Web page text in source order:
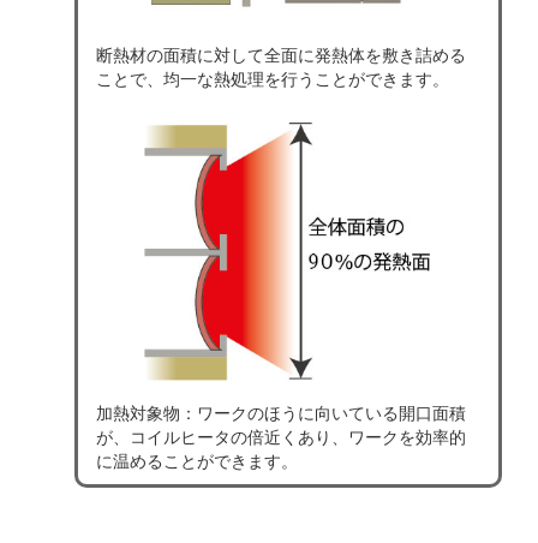
断熱材の面積に対して全面に発熱体を敷き詰める
ことで、均一な熱処理を行うことができます。
加熱対象物：ワークのほうに向いている開口面積
が、コイルヒータの倍近くあり、ワークを効率的
に温めることができます。